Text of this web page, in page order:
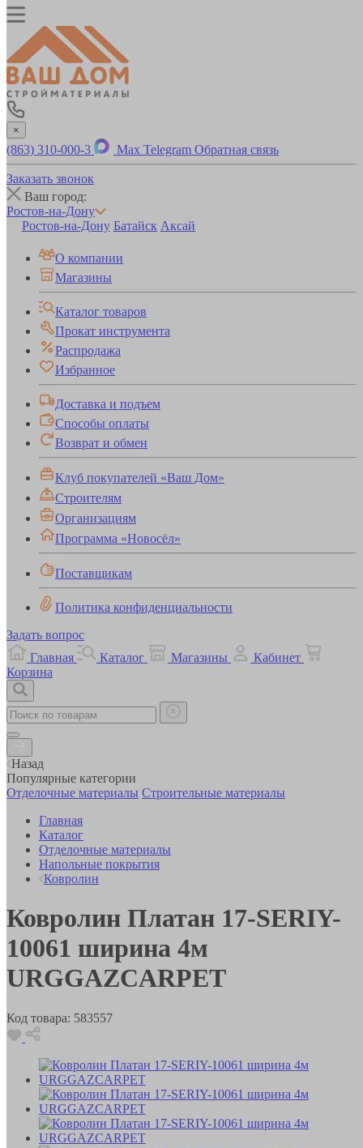
×
(863) 310-000-3 Max Telegram Обратная связь
Заказать звонок
Ваш город:
Ростов-на-Дону
Ростов-на-Дону Батайск Аксай
О компании
Магазины
Каталог товаров
Прокат инструмента
Распродажа
Избранное
Доставка и подъем
Способы оплаты
Возврат и обмен
Клуб покупателей «Ваш Дом»
Строителям
Организациям
Программа «Новосёл»
Поставщикам
Политика конфиденциальности
Задать вопрос
Главная
Каталог Магазины
Кабинет
Корзина
Назад
Популярные категории
Отделочные материалы Строительные материалы
Главная
Каталог
Отделочные материалы
Напольные покрытия
Ковролин
Ковролин Платан 17-SERIY-
10061 ширина 4м
URGGAZCARPET
Код товара: 583557